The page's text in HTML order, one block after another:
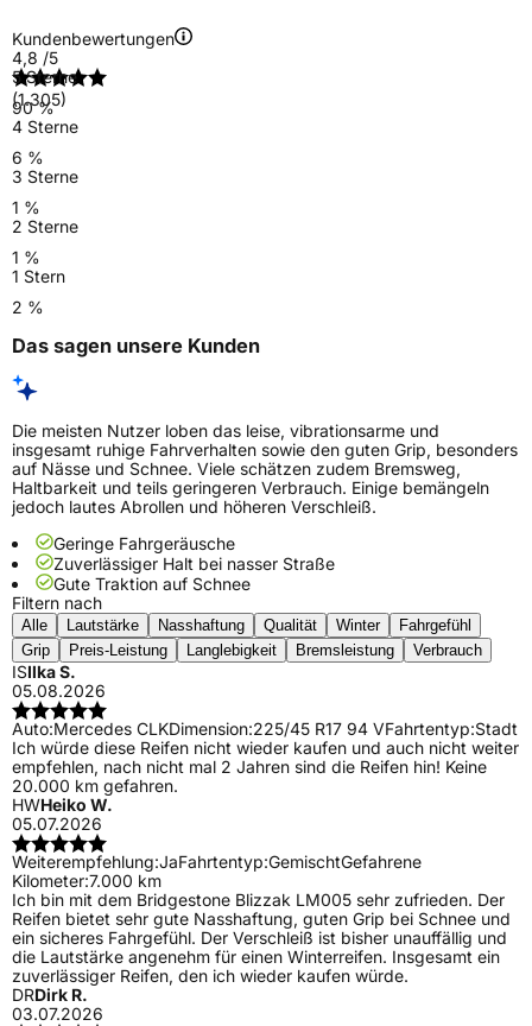
Kundenbewertungen
4,8 /5
(1.305)
5 Sterne
90 %
4 Sterne
6 %
3 Sterne
1 %
2 Sterne
1 %
1 Stern
2 %
Das sagen unsere Kunden
Die meisten Nutzer loben das leise, vibrationsarme und
insgesamt ruhige Fahrverhalten sowie den guten Grip, besonders
auf Nässe und Schnee. Viele schätzen zudem Bremsweg,
Haltbarkeit und teils geringeren Verbrauch. Einige bemängeln
jedoch lautes Abrollen und höheren Verschleiß.
Geringe Fahrgeräusche
Zuverlässiger Halt bei nasser Straße
Gute Traktion auf Schnee
Filtern nach
Alle Lautstärke Nasshaftung Qualität Winter
Fahrgefühl
Grip
Preis-Leistung Langlebigkeit Bremsleistung Verbrauch
ISIlka S.
05.08.2026
Auto:Mercedes CLKDimension:225/45 R17 94 VFahrtentyp:Stadt
Ich würde diese Reifen nicht wieder kaufen und auch nicht weiter
empfehlen, nach nicht mal 2 Jahren sind die Reifen hin! Keine
20.000 km gefahren.
HWHeiko W.
05.07.2026
Weiterempfehlung:JaFahrtentyp:GemischtGefahrene
Kilometer:7.000 km
Ich bin mit dem Bridgestone Blizzak LM005 sehr zufrieden. Der
Reifen bietet sehr gute Nasshaftung, guten Grip bei Schnee und
ein sicheres Fahrgefühl. Der Verschleiß ist bisher unauffällig und
die Lautstärke angenehm für einen Winterreifen. Insgesamt ein
zuverlässiger Reifen, den ich wieder kaufen würde.
DRDirk R.
03.07.2026